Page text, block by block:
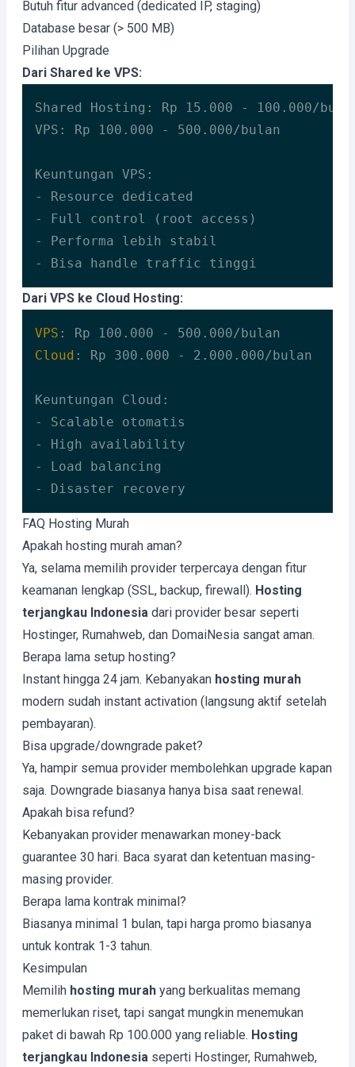
Butuh fitur advanced (dedicated IP, staging)
Database besar (> 500 MB)
Pilihan Upgrade
Dari Shared ke VPS:
Shared Hosting: Rp 15.000 - 100.000/
VPS: Rp 100.000 - 500.000/bulan
Keuntungan VPS:
- Resource dedicated
- Full control (root access)
- Performa lebih stabil
- Bisa handle traffic tinggi
Dari VPS ke Cloud Hosting:
VPS
Cloud : Rp 300.000 - 2.000.000/bulan
Keuntungan Cloud:
- Scalable otomatis
- High availability
- Load balancing
- Disaster recovery
Code language: HTTP
FAQ Hosting Murah
Apakah hosting murah aman?
Ya, selama memilih provider terpercaya dengan fitur
keamanan lengkap (SSL, backup, firewall). Hosting
terjangkau Indonesia dari provider besar seperti
Hostinger, Rumahweb, dan DomaiNesia sangat aman.
Berapa lama setup hosting?
Instant hingga 24 jam. Kebanyakan hosting murah
modern sudah instant activation (langsung aktif setelah
pembayaran).
Bisa upgrade/downgrade paket?
Ya, hampir semua provider membolehkan upgrade kapan
saja. Downgrade biasanya hanya bisa saat renewal.
Apakah bisa refund?
Kebanyakan provider menawarkan money-back
guarantee 30 hari. Baca syarat dan ketentuan masing-
masing provider.
Berapa lama kontrak minimal?
Biasanya minimal 1 bulan, tapi harga promo biasanya
untuk kontrak 1-3 tahun.
Kesimpulan
Memilih hosting murah yang berkualitas memang
memerlukan riset, tapi sangat mungkin menemukan
paket di bawah Rp 100.000 yang reliable. Hosting
terjangkau Indonesia seperti Hostinger, Rumahweb,